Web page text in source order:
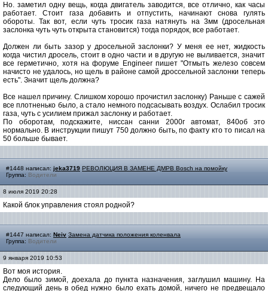
Но. заметил одну вещь, когда двигатель заводится, все отлично, как часы
работает. Стоит газа добавить и отпустить, начинают снова гулять
обороты. Так вот, если чуть тросик газа натянуть на 3мм (дросельная
заслонка чуть чуть открыта становится) тогда порядок, все работает.
Должен ли быть зазор у дросельной заслонки? У меня ее нет, жидкость
когда чистил дросель, стоит в одно части и в другую не выливается, значит
все герметично, хотя на форуме Engineer пишет "Отмыть железо совсем
начисто не удалось, но щель в районе самой дроссельной заслонки теперь
есть". Значит щель должна?
Все нашел причину. Слишком хорошо прочистил заслонку) Раньше с сажей
все плотненько было, а стало немного подсасывать воздух. Ослабил тросик
газа, чуть с усилием прижал заслонку и работает.
По оборотам, подскажите, ниссан санни 2000г автомат, 840об это
нормально. В инструкции пишут 750 должно быть, по факту кто то писал на
50 больше бывает.
#1448 написал: jeka3719 РЕВОЛЮЦИЯ В ЗАМЕНЕ ДМРВ Bosch на помойку
Группа: Водители
8 июля 2019 20:28
Какой блок управления стоял родной?
#1447 написал: Neiv Замена датчика положения коленвала
Группа: Водители
9 января 2019 10:53
Вот моя история.
Дело было зимой, доехала до пункта назначения, заглушил машину. На
следующий день в обед нужно было ехать домой, ничего не предвещало